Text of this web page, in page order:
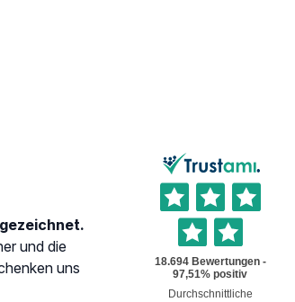
und die
uns
Durchschnittliche